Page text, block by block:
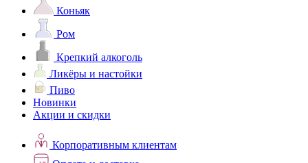
Коньяк
Ром
Крепкий алкоголь
Ликёры и настойки
Пиво
Новинки
Акции и скидки
Корпоративным клиентам